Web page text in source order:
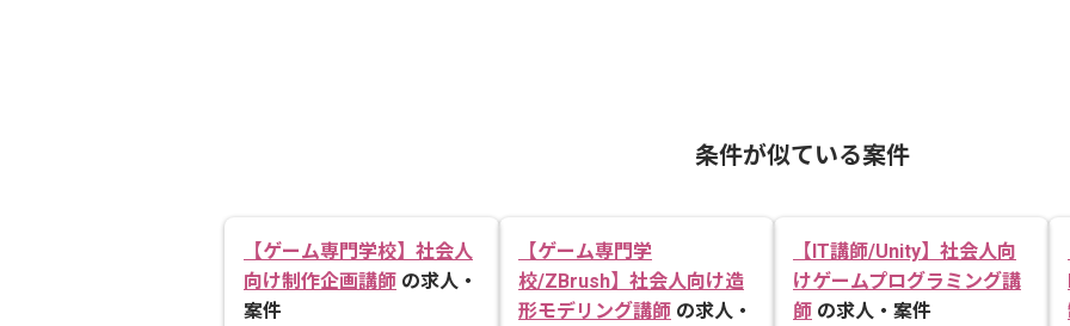
条件が似ている案件
【ゲーム専門学校】社会人
向け制作企画講師 の求人・
案件
【ゲーム専門学
校/ZBrush】社会人向け造
形モデリング講師 の求人・
【IT講師/Unity】社会人向
けゲームプログラミング講
師 の求人・案件